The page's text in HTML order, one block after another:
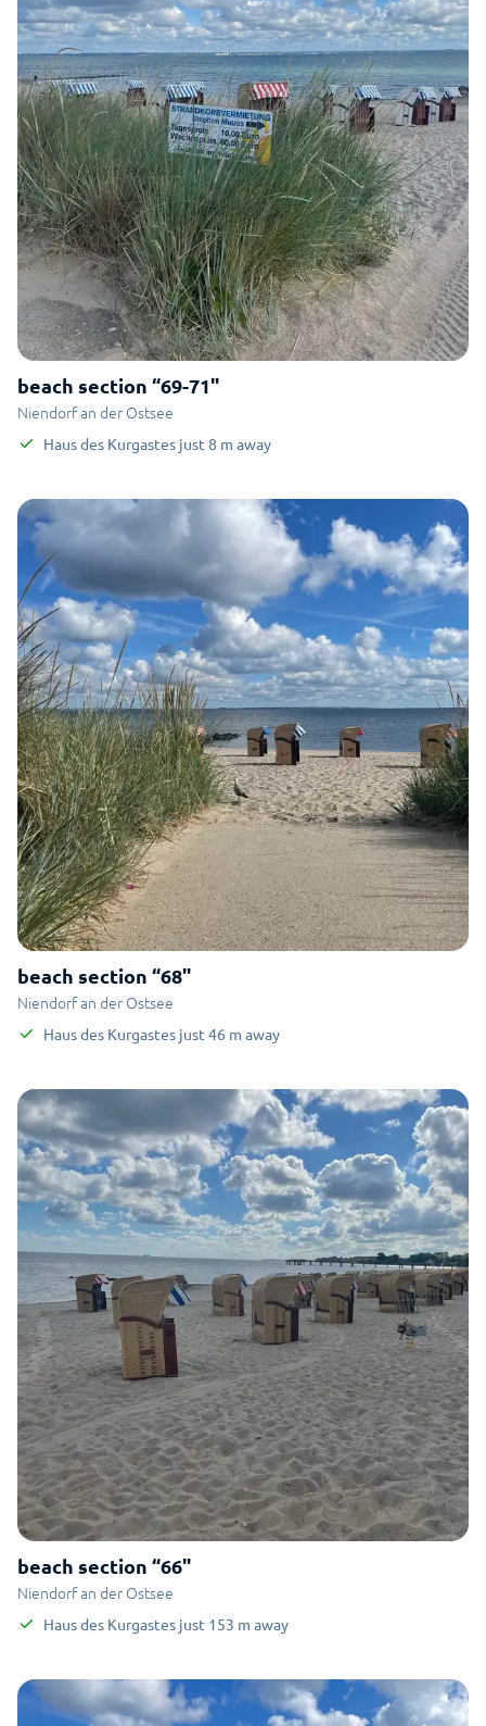
beach section “69-71"
Niendorf an der Ostsee
Haus des Kurgastes just 8 m away
beach section “68"
Niendorf an der Ostsee
Haus des Kurgastes just 46 m away
beach section “66"
Niendorf an der Ostsee
Haus des Kurgastes just 153 m away